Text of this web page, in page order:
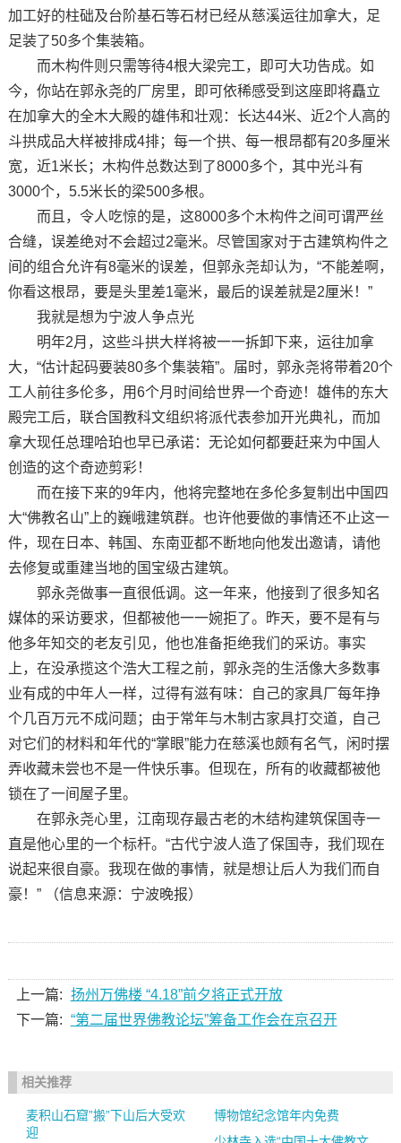
加工好的柱础及台阶基石等石材已经从慈溪运往加拿大，足
足装了50多个集装箱。
而木构件则只需等待4根大梁完工，即可大功告成。如
今，你站在郭永尧的厂房里，即可依稀感受到这座即将矗立
在加拿大的全木大殿的雄伟和壮观：长达44米、近2个人高的
斗拱成品大样被排成4排；每一个拱、每一根昂都有20多厘米
宽，近1米长；木构件总数达到了8000多个，其中光斗有
3000个，5.5米长的梁500多根。
而且，令人吃惊的是，这8000多个木构件之间可谓严丝
合缝，误差绝对不会超过2毫米。尽管国家对于古建筑构件之
间的组合允许有8毫米的误差，但郭永尧却认为，“不能差啊，
你看这根昂，要是头里差1毫米，最后的误差就是2厘米！”
我就是想为宁波人争点光
明年2月，这些斗拱大样将被一一拆卸下来，运往加拿
大，“估计起码要装80多个集装箱”。届时，郭永尧将带着20个
工人前往多伦多，用6个月时间给世界一个奇迹！雄伟的东大
殿完工后，联合国教科文组织将派代表参加开光典礼，而加
拿大现任总理哈珀也早已承诺：无论如何都要赶来为中国人
创造的这个奇迹剪彩！
而在接下来的9年内，他将完整地在多伦多复制出中国四
大“佛教名山”上的巍峨建筑群。也许他要做的事情还不止这一
件，现在日本、韩国、东南亚都不断地向他发出邀请，请他
去修复或重建当地的国宝级古建筑。
郭永尧做事一直很低调。这一年来，他接到了很多知名
媒体的采访要求，但都被他一一婉拒了。昨天，要不是有与
他多年知交的老友引见，他也准备拒绝我们的采访。事实
上，在没承揽这个浩大工程之前，郭永尧的生活像大多数事
业有成的中年人一样，过得有滋有味：自己的家具厂每年挣
个几百万元不成问题；由于常年与木制古家具打交道，自己
对它们的材料和年代的“掌眼”能力在慈溪也颇有名气，闲时摆
弄收藏未尝也不是一件快乐事。但现在，所有的收藏都被他
锁在了一间屋子里。
在郭永尧心里，江南现存最古老的木结构建筑保国寺一
直是他心里的一个标杆。“古代宁波人造了保国寺，我们现在
说起来很自豪。我现在做的事情，就是想让后人为我们而自
豪！” （信息来源：宁波晚报）
上一篇: 扬州万佛楼 “4.18”前夕将正式开放
下一篇: “第二届世界佛教论坛”筹备工作会在京召开
相关推荐
麦积山石窟”搬”下山后大受欢
迎
博物馆纪念馆年内免费